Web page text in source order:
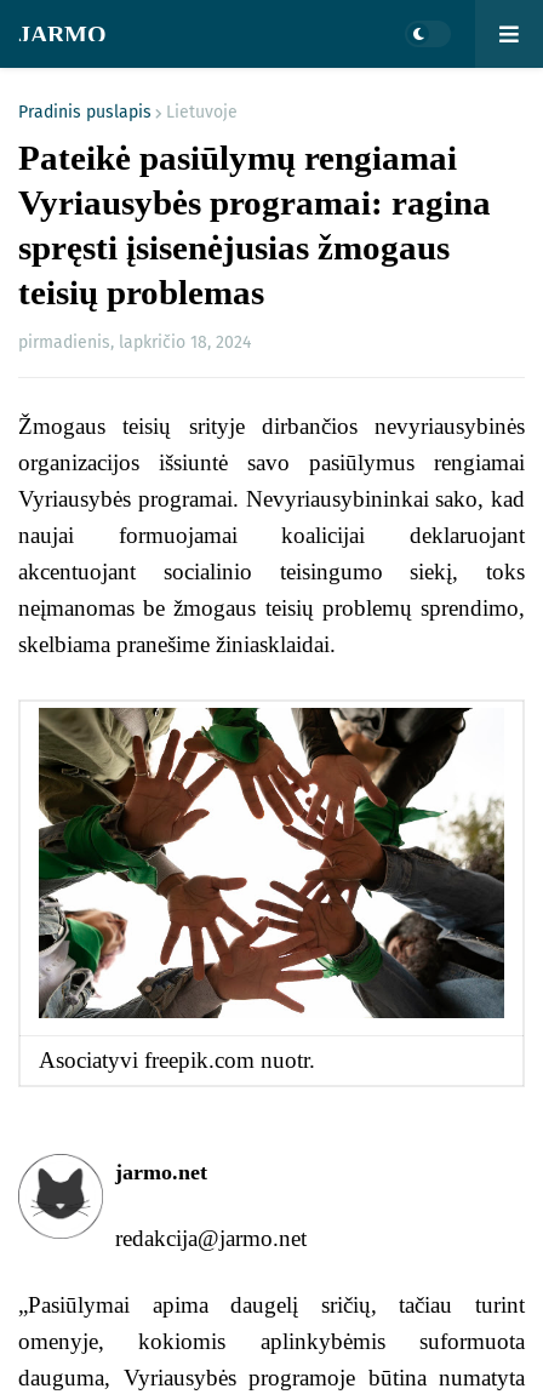
JARMO
Pradinis puslapis Lietuvoje
Pateikė pasiūlymų rengiamai
Vyriausybės programai: ragina
spręsti įsisenėjusias žmogaus
teisių problemas
pirmadienis, lapkričio 18, 2024
Žmogaus teisių srityje dirbančios nevyriausybinės
organizacijos išsiuntė savo pasiūlymus rengiamai
Vyriausybės programai. Nevyriausybininkai sako, kad
naujai formuojamai koalicijai deklaruojant
akcentuojant socialinio teisingumo siekį, toks
neįmanomas be žmogaus teisių problemų sprendimo,
skelbiama pranešime žiniasklaidai.
Asociatyvi freepik.com nuotr.
jarmo.net
redakcija@jarmo.net
„Pasiūlymai apima daugelį sričių, tačiau turint
omenyje, kokiomis aplinkybėmis suformuota
dauguma, Vyriausybės programoje būtina numatyta